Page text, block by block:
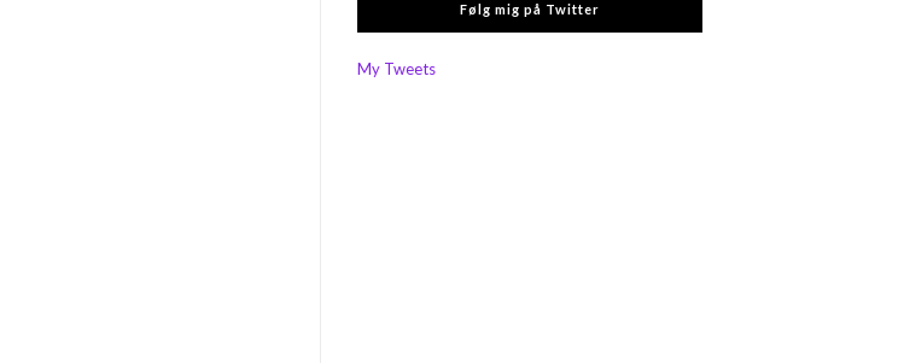
Følg mig på Twitter
My Tweets